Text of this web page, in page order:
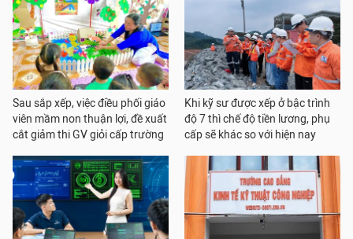
Sau sắp xếp, việc điều phối giáo
viên mầm non thuận lợi, đề xuất
cắt giảm thi GV giỏi cấp trường
Khi kỹ sư được xếp ở bậc trình
độ 7 thì chế độ tiền lương, phụ
cấp sẽ khác so với hiện nay